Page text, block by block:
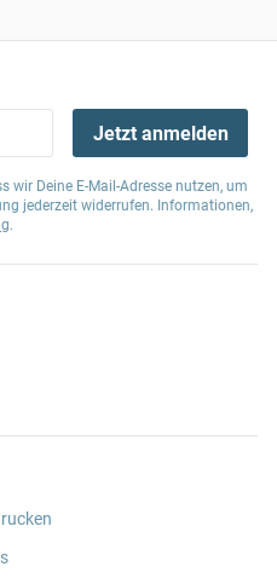
Jetzt anmelden
wir Deine E-Mail-Adresse nutzen, um
jederzeit widerrufen. Informationen,
.